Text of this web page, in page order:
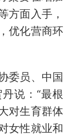
方面入手，
优化营商环
委员、中国
说：“最根
对生育群体
女性就业和